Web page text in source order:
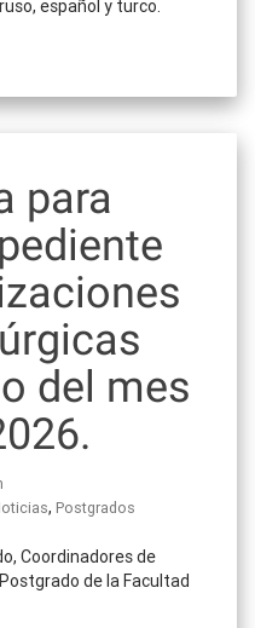
español y turco.
para
del mes
, Postgrados
Coordinadores de
de la Facultad